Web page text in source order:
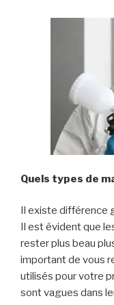
Quels types de
Il existe différence
Il est évident que
rester plus beau
important de vous
utilisés pour votre
sont vagues dans